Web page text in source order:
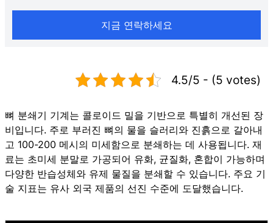
지금 연락하세요
4.5/5 - (5 votes)
뼈 분쇄기 기계는 콜로이드 밀을 기반으로 특별히 개선된 장
비입니다. 주로 부러진 뼈의 물을 슬러리와 진흙으로 갈아내
고 100-200 메시의 미세함으로 분쇄하는 데 사용됩니다. 재
료는 초미세 분말로 가공되어 유화, 균질화, 혼합이 가능하며
다양한 반습성체와 유제 물질을 분쇄할 수 있습니다. 주요 기
술 지표는 유사 외국 제품의 선진 수준에 도달했습니다.